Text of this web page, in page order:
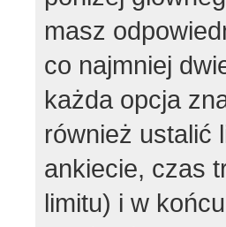
masz
co najmniej
każda opcja
również ustalić
ankiecie, czas
limitu) i w